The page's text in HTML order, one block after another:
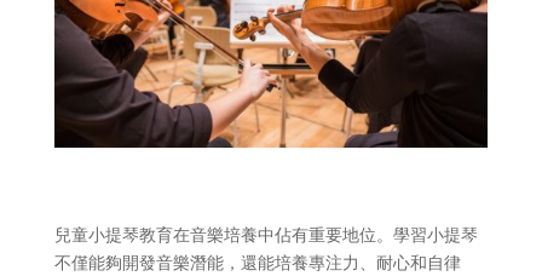
兒童小提琴教育在音樂培養中佔有重要地位。學習小提琴
不僅能夠開發音樂潛能，還能培養專注力、耐心和自律